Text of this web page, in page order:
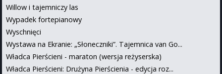
Willow i tajemniczy las
Wypadek fortepianowy
Wyschnięci
Wystawa na Ekranie: „Słoneczniki”. Tajemnica van Go...
Władca Pierścieni - maraton (wersja reżyserska)
Władca Pierścieni: Drużyna Pierścienia - edycja roz...